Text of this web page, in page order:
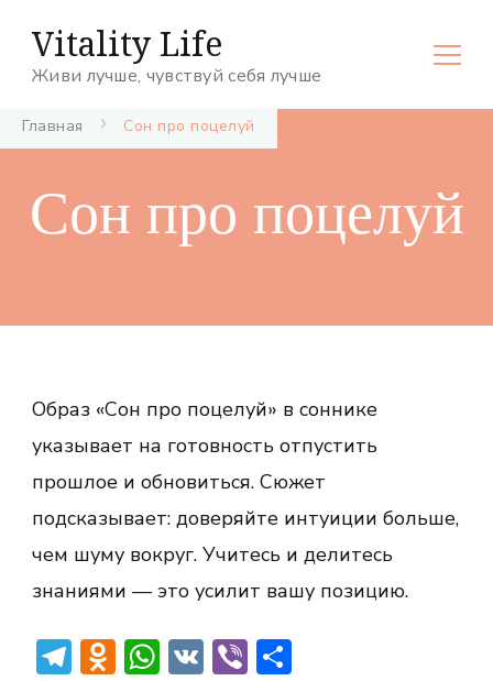
Vitality Life
Живи лучше, чувствуй себя лучше
Главная Сон про поцелуй
Сон про поцелуй
Образ «Сон про поцелуй» в соннике
указывает на готовность отпустить
прошлое и обновиться. Сюжет
подсказывает: доверяйте интуиции больше,
чем шуму вокруг. Учитесь и делитесь
знаниями — это усилит вашу позицию.
Telegram
Odnoklassniki
WhatsApp
VKViber